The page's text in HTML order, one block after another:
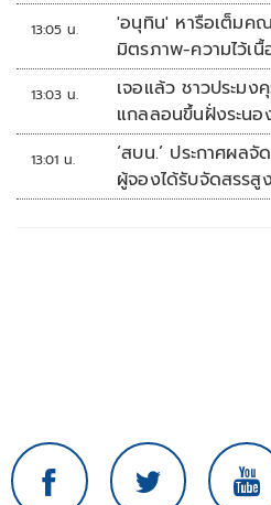
13:05 น.
'อนุทิน' หารือเต็มค
มิตรภาพ-ความไว้เนื้
13:03 น.
เจอแล้ว ชาวประม
แกลลอนขึ้นฝั่งระน
หลายวัน
13:01 น.
‘สบน.’ ประกาศผล
ผู้จองได้รับจัดสรรสู